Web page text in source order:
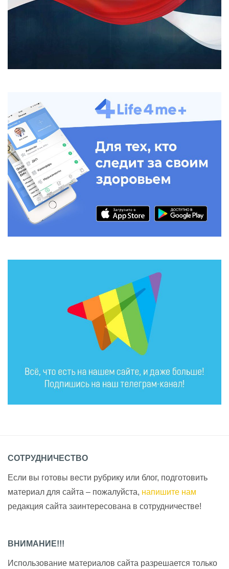
СОТРУДНИЧЕСТВО
Если вы готовы вести рубрику или блог, подготовить
материал для сайта – пожалуйста, напишите нам
редакция сайта заинтересована в сотрудничестве!
ВНИМАНИЕ!!!
Использование материалов сайта разрешается только